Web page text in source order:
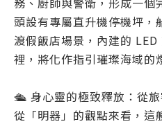
頭設有專屬直升機停機坪，
渡假飯店場景，內建的
裡，將化作指引璀璨海域的
🛳️ 身心靈的極致釋放：從
從「明器」的觀點來看，這